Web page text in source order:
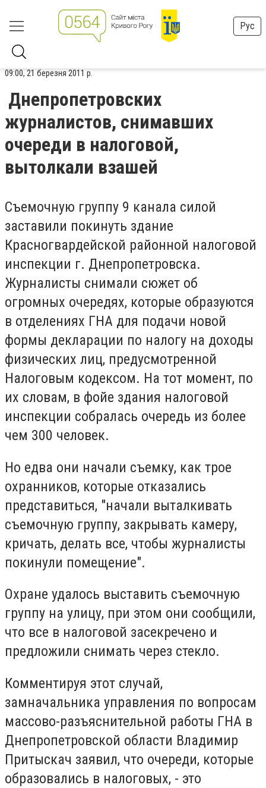
Рус
09:00, 21 березня 2011 р.
Днепропетровских
журналистов, снимавших
очереди в налоговой,
вытолкали взашей
Съемочную группу 9 канала силой
заставили покинуть здание
Красногвардейской районной налоговой
инспекции г. Днепропетровска.
Журналисты снимали сюжет об
огромных очередях, которые образуются
в отделениях ГНА для подачи новой
формы декларации по налогу на доходы
физических лиц, предусмотренной
Налоговым кодексом. На тот момент, по
их словам, в фойе здания налоговой
инспекции собралась очередь из более
чем 300 человек.
Но едва они начали съемку, как трое
охранников, которые отказались
представиться, "начали выталкивать
съемочную группу, закрывать камеру,
кричать, делать все, чтобы журналисты
покинули помещение".
Охране удалось выставить съемочную
группу на улицу, при этом они сообщили,
что все в налоговой засекречено и
предложили снимать через стекло.
Комментируя этот случай,
замначальника управления по вопросам
массово-разъяснительной работы ГНА в
Днепропетровской области Владимир
Притыскач заявил, что очереди, которые
образовались в налоговых, - это